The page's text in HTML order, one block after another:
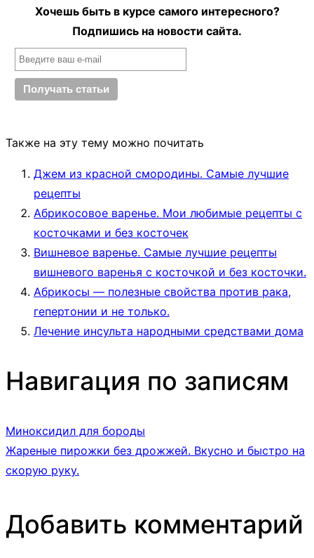
Хочешь быть в курсе самого интересного?
Подпишись на новости сайта.
Также на эту тему можно почитать
Джем из красной смородины. Самые лучшие
рецепты
Абрикосовое варенье. Мои любимые рецепты с
косточками и без косточек
Вишневое варенье. Самые лучшие рецепты
вишневого варенья с косточкой и без косточки.
Абрикосы — полезные свойства против рака,
гепертонии и не только.
Лечение инсульта народными средствами дома
Навигация по записям
Миноксидил для бороды
Жареные пирожки без дрожжей. Вкусно и быстро на
скорую руку.
Добавить комментарий